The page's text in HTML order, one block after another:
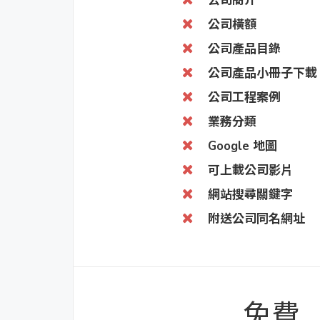
公司橫額
公司產品目錄
公司產品小冊子下載
公司工程案例
業務分類
Google 地圖
可上載公司影片
網站搜尋關鍵字
附送公司同名網址